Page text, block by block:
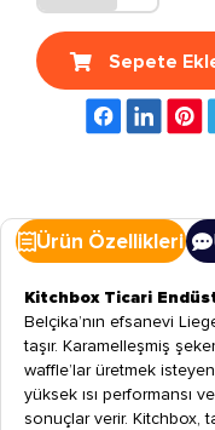
Sepete
Ürün Özellikleri
Kitchbox Ticari
Belçika’nın efsanevi
taşır. Karamelleşmiş
waffle’lar üretmek
yüksek ısı performansı
sonuçlar verir. Kitchbox,